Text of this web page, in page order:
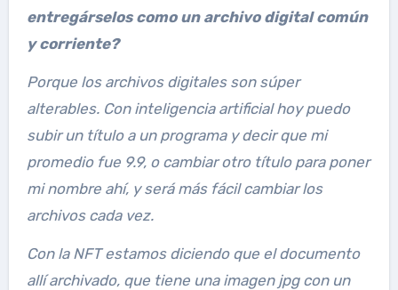
entregárselos como un archivo digital común
y corriente?
Porque los archivos digitales son súper
alterables. Con inteligencia artificial hoy puedo
subir un título a un programa y decir que mi
promedio fue 9.9, o cambiar otro título para poner
mi nombre ahí, y será más fácil cambiar los
archivos cada vez.
Con la NFT estamos diciendo que el documento
allí archivado, que tiene una imagen jpg con un